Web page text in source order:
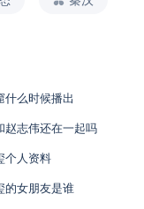
什么时候播出
赵志伟还在一起吗
个人资料
的女朋友是谁